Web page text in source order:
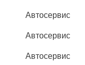
Автосервис
Автосервис
Автосервис